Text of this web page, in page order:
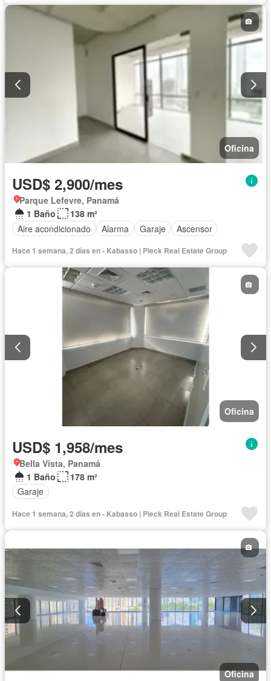
Oficina
USD$ 2,900/mes
Parque Lefevre, Panamá
1 Baño
138 m²
Aire acondicionado
Alarma Garaje Ascensor
Hace 1 semana, 2 días en - Kabasso | Pieck Real Estate Group
Oficina
USD$ 1,958/mes
Bella Vista, Panamá
1 Baño
178 m²
Garaje
Hace 1 semana, 2 días en - Kabasso | Pieck Real Estate Group
Oficina